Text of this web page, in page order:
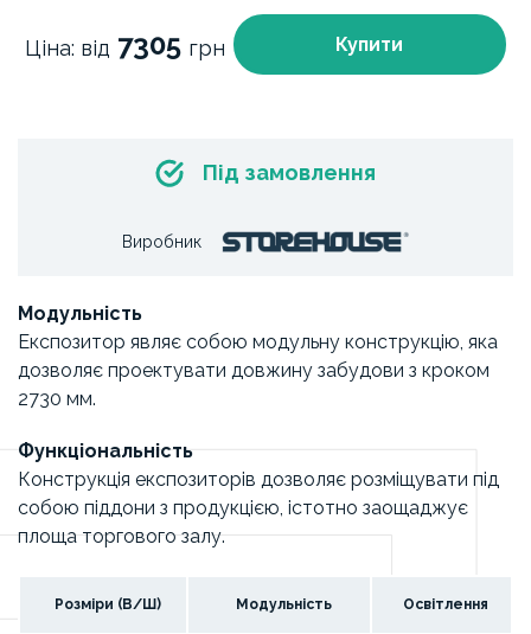
Ціна: від 7305 грн Купити
Під замовлення
Виробник
Модульність
Експозитор являє собою модульну конструкцію, яка
дозволяє проектувати довжину забудови з кроком
2730 мм.
Функціональність
Конструкція експозиторів дозволяє розміщувати під
собою піддони з продукцією, істотно заощаджує
площа торгового залу.
Розміри (В/Ш) Модульність Освітлення